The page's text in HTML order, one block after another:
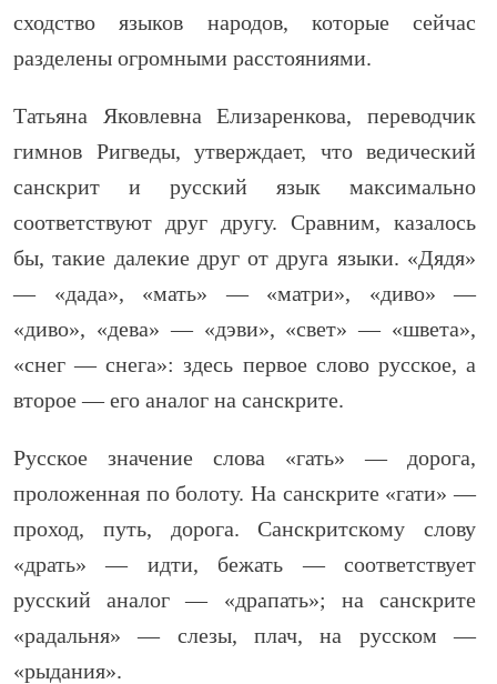
сходство языков народов, которые сейчас
разделены огромными расстояниями.
Татьяна Яковлевна Елизаренкова, переводчик
гимнов Ригведы, утверждает, что ведический
санскрит и русский язык максимально
соответствуют друг другу. Сравним, казалось
бы, такие далекие друг от друга языки. «Дядя»
— «дада», «мать» — «матри», «диво» —
«диво», «дева» — «дэви», «свет» — «швета»,
«снег — снега»: здесь первое слово русское, а
второе — его аналог на санскрите.
Русское значение слова «гать» — дорога,
проложенная по болоту. На санскрите «гати» —
проход, путь, дорога. Санскритскому слову
«драть» — идти, бежать — соответствует
русский аналог — «драпать»; на санскрите
«радальня» — слезы, плач, на русском —
«рыдания».